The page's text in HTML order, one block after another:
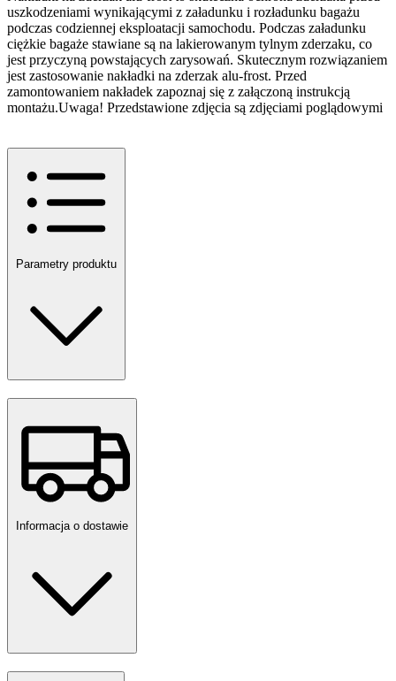
uszkodzeniami wynikającymi z załadunku i rozładunku bagażu
podczas codziennej eksploatacji samochodu. Podczas załadunku
ciężkie bagaże stawiane są na lakierowanym tylnym zderzaku, co
jest przyczyną powstających zarysowań. Skutecznym rozwiązaniem
jest zastosowanie nakładki na zderzak alu-frost. Przed
zamontowaniem nakładek zapoznaj się z załączoną instrukcją
montażu.Uwaga! Przedstawione zdjęcia są zdjęciami poglądowymi
Parametry produktu
Informacja o dostawie